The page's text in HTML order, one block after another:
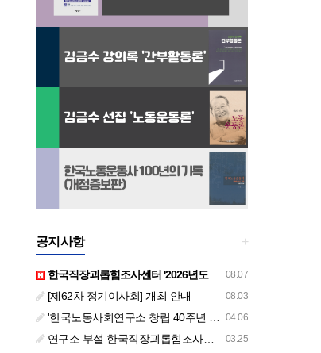
+
공지사항
08.07
한국직장괴롭힘조사센터 '2026년도 하반기 주요 사업 안내' (교육/컨설팅)
08.03
[제62차 정기이사회] 개최 안내
04.06
'한국노동사회연구소 창립 40주년 기념 행사 안내'
03.25
연구소 부설 한국직장괴롭힘조사센터 '2026년도 주요 사업 안내' (교육/컨설팅)